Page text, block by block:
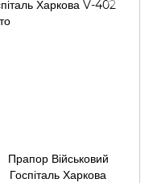
Прапор Військовий
Госпіталь Харкова